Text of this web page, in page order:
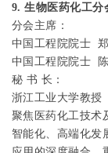
9.生物医药化工分
分会主席：
中国工程院院士
中国工程院院士
秘 书 长：
浙江工业大学教授
聚焦医药化工技术
智能化、高端化发